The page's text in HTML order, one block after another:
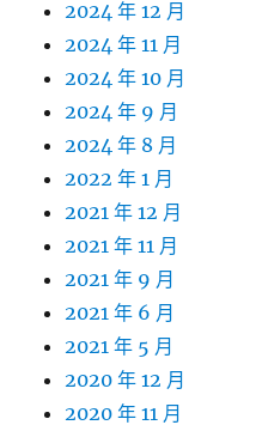
2024 年 12 月
2024 年 11 月
2024 年 10 月
2024 年 9 月
2024 年 8 月
2022 年 1 月
2021 年 12 月
2021 年 11 月
2021 年 9 月
2021 年 6 月
2021 年 5 月
2020 年 12 月
2020 年 11 月